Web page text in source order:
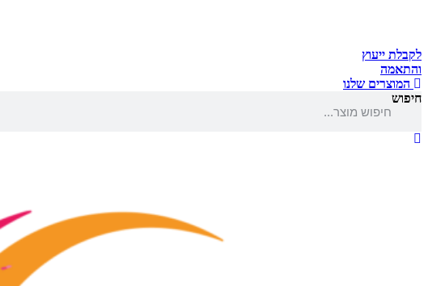
לקבלת ייעוץ
והתאמה
המוצרים שלנו
חיפוש